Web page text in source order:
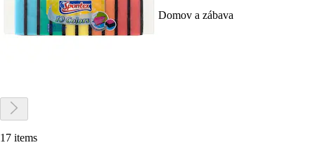
Domov a zábava
17 items